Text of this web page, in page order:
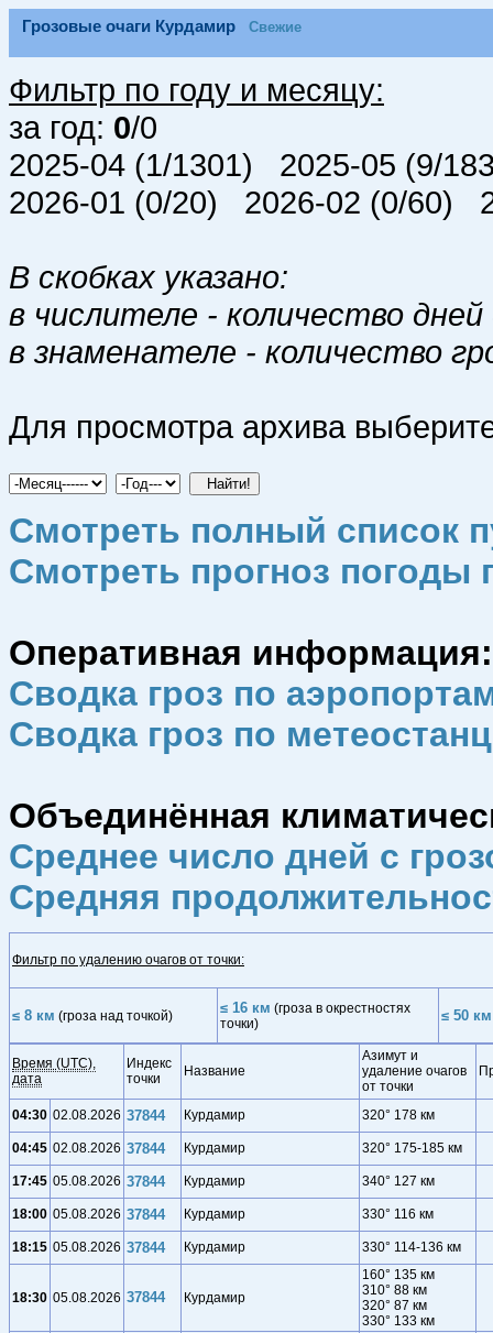
Грозовые очаги Курдамир Свежие
Фильтр по году и месяцу:
за год: 0/0
2025-04 (1/1301) 2025-05 (9/
2026-01 (0/20) 2026-02 (0/60)
В скобках указано:
в числителе - количество
в знаменателе - количество
Для просмотра архива
Смотреть полный список
Смотреть прогноз погоды
Оперативная информация:
Сводка гроз по
Сводка гроз по
Объединённая
Среднее число дней с
Средняя
Фильтр по удалению очагов от точки:
≤ 8 км (гроза над точкой) ≤ 16 км (гроза в окрестностях
точки)
≤ 50 км
Время (UTC),
дата
Индекс
точки
Название
Азимут и
удаление очагов
от точки
04:30 02.08.2026 37844 Курдамир 320° 178 км
04:45 02.08.2026 37844 Курдамир 320° 175-185 км
17:45 05.08.2026 37844 Курдамир 340° 127 км
18:00 05.08.2026 37844 Курдамир 330° 116 км
18:15 05.08.2026 37844 Курдамир 330° 114-136 км
18:30 05.08.2026 37844 Курдамир
160° 135 км
310° 88 км
320° 87 км
330° 133 км